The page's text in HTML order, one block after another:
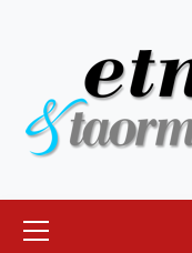
principale